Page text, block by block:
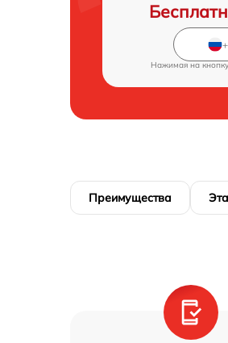
Нажимая на
Преимущества